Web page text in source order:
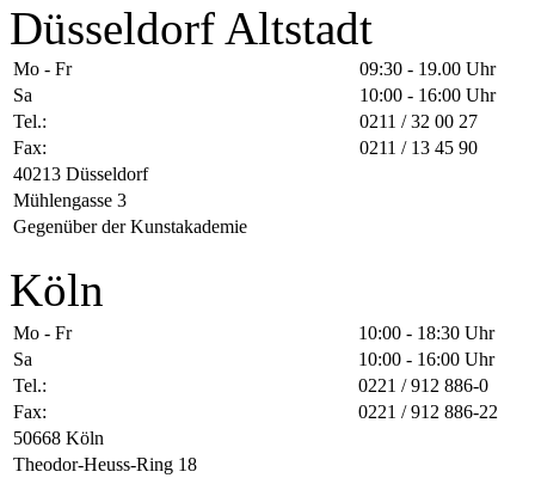
Düsseldorf Altstadt
Mo - Fr
09:30 - 19.00 Uhr
Sa
10:00 - 16:00 Uhr
Tel.:
0211 / 32 00 27
Fax:
0211 / 13 45 90
40213 Düsseldorf
Mühlengasse 3
Gegenüber der Kunstakademie
Köln
Mo - Fr
10:00 - 18:30 Uhr
Sa
10:00 - 16:00 Uhr
Tel.:
0221 / 912 886-0
Fax:
0221 / 912 886-22
50668 Köln
Theodor-Heuss-Ring 18